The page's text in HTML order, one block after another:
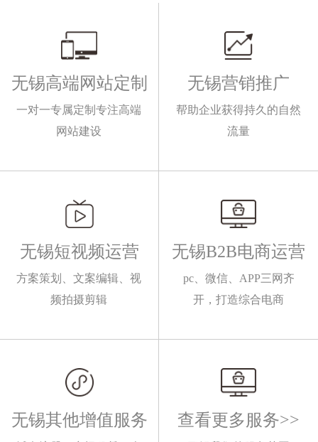
无锡高端网站定制
一对一专属定制专注高端
网站建设
无锡营销推广
帮助企业获得持久的自然
流量
无锡短视频运营
方案策划、文案编辑、视
频拍摄剪辑
无锡B2B电商运营
pc、微信、APP三网齐
开，打造综合电商
无锡其他增值服务 查看更多服务>>